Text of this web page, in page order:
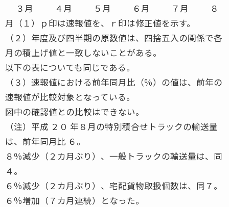
３月 ４月 ５月 ６月 ７月 ８
月（１）ｐ印は速報値を、ｒ印は修正値を示す。
（２）年度及び四半期の原数値は、四捨五入の関係で各
月の積上げ値と一致しないことがある。
以下の表についても同じである。
（３）速報値における前年同月比（％）の値は、前年の
速報値が比較対象となっている。
図中の確認値との比較はできない。
（注）平成 ２０ 年８月の特別積合せトラックの輸送量
は、前年同月比 ６。
８％減少（２カ月ぶり）、一般トラックの輸送量は、同
４。
６％減少（２カ月ぶり）、宅配貨物取扱個数は、同７。
６％増加（７カ月連続）となった。